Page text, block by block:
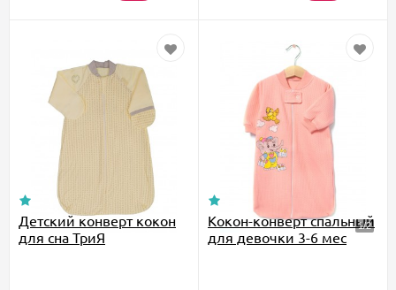
Детский конверт кокон
для сна ТриЯ
Кокон-конверт спальный
для девочки 3-6 мес